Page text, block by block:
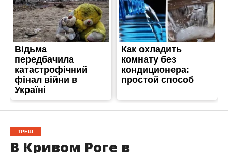
ТРЕШ
В Кривом Роге в